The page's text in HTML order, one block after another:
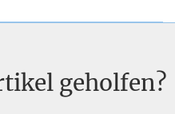
geholfen?